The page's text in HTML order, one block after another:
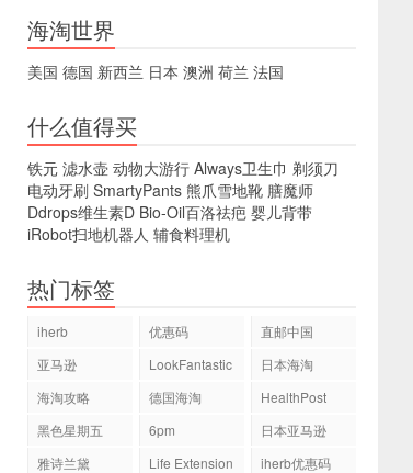
海淘世界
美国 德国 新西兰 日本 澳洲 荷兰 法国
什么值得买
铁元 滤水壶 动物大游行 Always卫生巾 剃须刀
电动牙刷 SmartyPants 熊爪雪地靴 膳魔师
Ddrops维生素D Bio-Oil百洛祛疤 婴儿背带
iRobot扫地机器人 辅食料理机
热门标签
iherb 优惠码
直邮中国
亚马逊
LookFantastic
日本海淘
海淘攻略
德国海淘
HealthPost
黑色星期五
6pm
日本亚马逊
雅诗兰黛
Life Extension
iherb优惠码